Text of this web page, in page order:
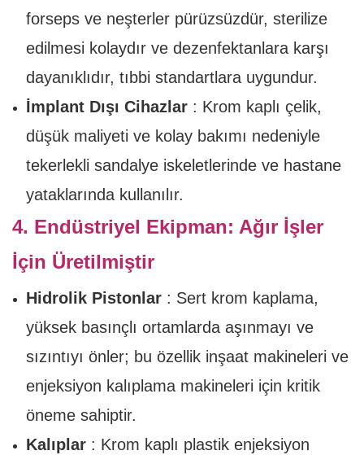
forseps ve neşterler pürüzsüzdür, sterilize
edilmesi kolaydır ve dezenfektanlara karşı
dayanıklıdır, tıbbi standartlara uygundur.
İmplant Dışı Cihazlar: Krom kaplı çelik,
düşük maliyeti ve kolay bakımı nedeniyle
tekerlekli sandalye iskeletlerinde ve hastane
yataklarında kullanılır.
4. Endüstriyel Ekipman: Ağır İşler
İçin Üretilmiştir
Hidrolik Pistonlar: Sert krom kaplama,
yüksek basınçlı ortamlarda aşınmayı ve
sızıntıyı önler; bu özellik inşaat makineleri ve
enjeksiyon kalıplama makineleri için kritik
öneme sahiptir.
Kalıplar: Krom kaplı plastik enjeksiyon